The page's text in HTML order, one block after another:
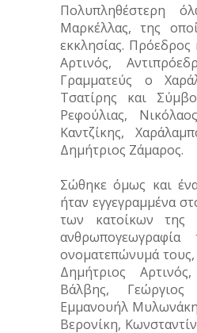
Πολυπληθέστερη
Μαρκέλλας, της
εκκλησίας.
Αρτινός,
Γραμματεύς ο
Τσατίρης και
Ρεφούλιας,
Καντζίκης,
Δημήτριος Ζάμαρος.
Σώθηκε όμως και
ήταν εγγεγραμμένα
των κατοίκων της
ονοματεπώνυμά
Δημήτριος
Βάλβης, Γεώργιος
Εμμανουήλ
Βερονίκη,